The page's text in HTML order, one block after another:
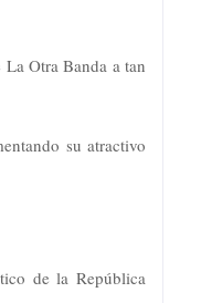
Otra Banda a tan
su atractivo
de la República